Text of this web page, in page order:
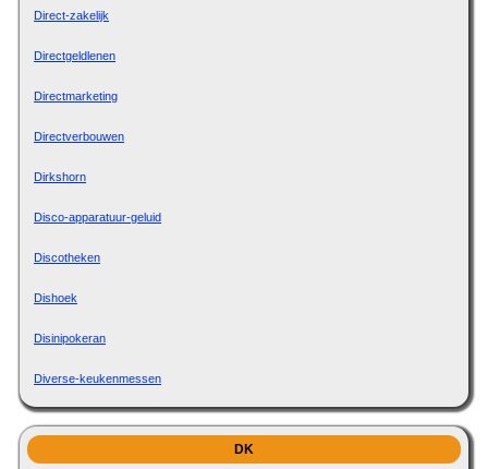
Direct-zakelijk
Directgeldlenen
Directmarketing
Directverbouwen
Dirkshorn
Disco-apparatuur-geluid
Discotheken
Dishoek
Disinipokeran
Diverse-keukenmessen
DK